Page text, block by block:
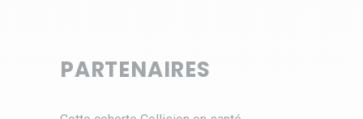
PARTENAIRES